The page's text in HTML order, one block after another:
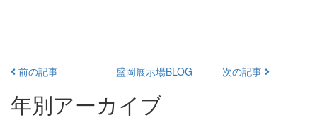
前の記事 盛岡展示場BLOG 次の記事
年別アーカイブ